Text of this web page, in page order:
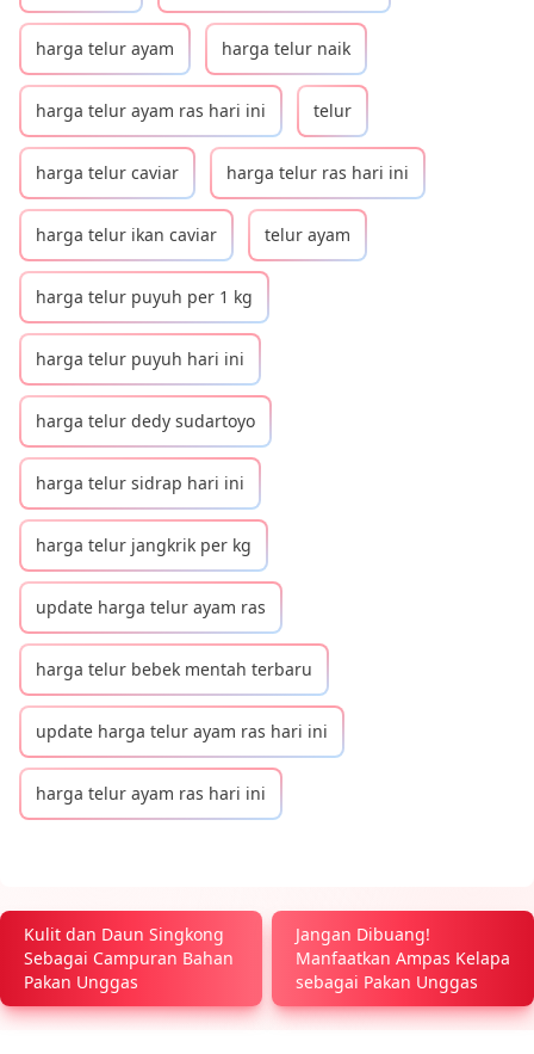
harga telur ayam harga telur naik
harga telur ayam ras hari ini telur
harga telur caviar harga telur ras hari ini
harga telur ikan caviar telur ayam
harga telur puyuh per 1 kg
harga telur puyuh hari ini
harga telur dedy sudartoyo
harga telur sidrap hari ini
harga telur jangkrik per kg
update harga telur ayam ras
harga telur bebek mentah terbaru
update harga telur ayam ras hari ini
harga telur ayam ras hari ini
Kulit dan Daun Singkong
Sebagai Campuran Bahan
Pakan Unggas
Jangan Dibuang!
Manfaatkan Ampas Kelapa
sebagai Pakan Unggas